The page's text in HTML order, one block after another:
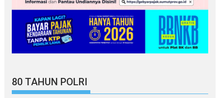
80 TAHUN POLRI